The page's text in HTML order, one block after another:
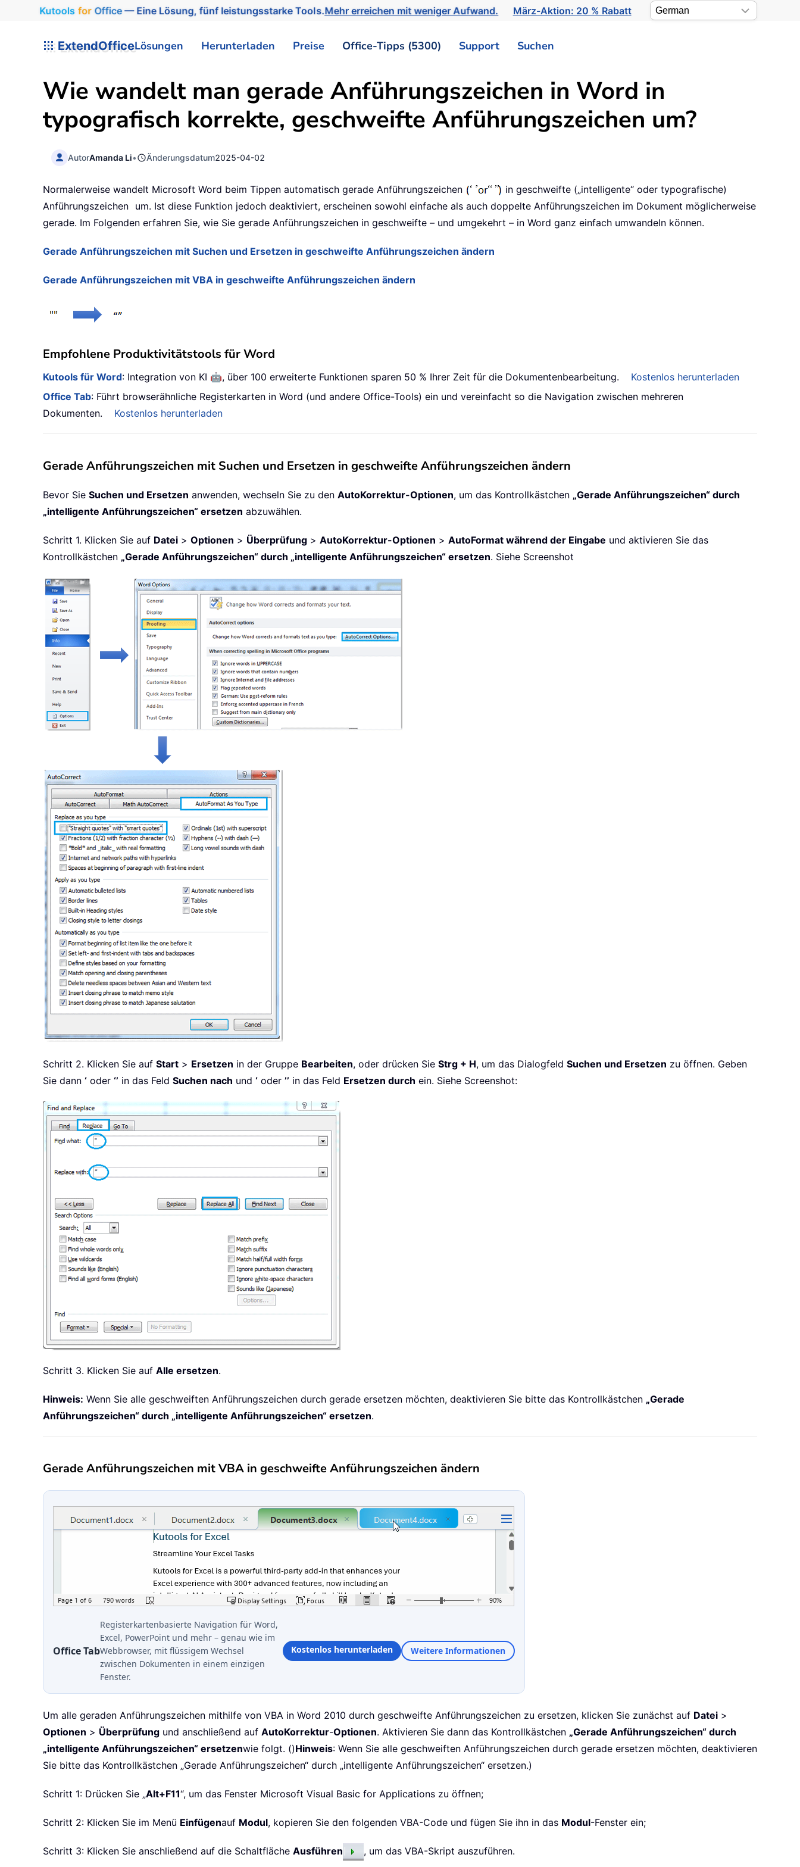
Kutools for Office— Eine Lösung, fünf leistungsstarke Tools.Mehr erreichen mit weniger Aufwand. März-Aktion: 20 % Rabatt
ExtendOfficeLösungen Herunterladen Preise Office-Tipps (5300) Support Suchen
Wie wandelt man gerade Anführungszeichen in Word in
typografisch korrekte, geschweifte Anführungszeichen um?
AutorAmanda Li• Änderungsdatum2025-04-02
Normalerweise wandelt Microsoft Word beim Tippen automatisch gerade Anführungszeichen
in geschweifte („intelligente“ oder typografische)
Anführungszeichen um. Ist diese Funktion jedoch deaktiviert, erscheinen sowohl einfache als auch doppelte Anführungszeichen im Dokument möglicherweise
gerade. Im Folgenden erfahren Sie, wie Sie gerade Anführungszeichen in geschweifte – und umgekehrt – in Word ganz einfach umwandeln können.
Gerade Anführungszeichen mit Suchen und Ersetzen in geschweifte Anführungszeichen ändern
Gerade Anführungszeichen mit VBA in geschweifte Anführungszeichen ändern
Empfohlene Produktivitätstools für Word
Kutools für Word: Integration von KI 🤖, über 100 erweiterte Funktionen sparen 50 % Ihrer Zeit für die Dokumentenbearbeitung.
Kostenlos herunterladen
Office Tab: Führt browserähnliche Registerkarten in Word (und andere Office-Tools) ein und vereinfacht so die Navigation zwischen mehreren
Dokumenten.
Kostenlos herunterladen
Gerade Anführungszeichen mit Suchen und Ersetzen in geschweifte Anführungszeichen ändern
Bevor Sie Suchen und Ersetzen anwenden, wechseln Sie zu den AutoKorrektur-Optionen, um das Kontrollkästchen „Gerade Anführungszeichen“ durch
„intelligente Anführungszeichen“ ersetzen abzuwählen.
Schritt 1. Klicken Sie auf Datei > Optionen > Überprüfung > AutoKorrektur-Optionen > AutoFormat während der Eingabe und aktivieren Sie das
Kontrollkästchen „Gerade Anführungszeichen“ durch „intelligente Anführungszeichen“ ersetzen. Siehe Screenshot
Schritt 2. Klicken Sie auf Start > Ersetzen in der Gruppe Bearbeiten, oder drücken Sie Strg + H, um das Dialogfeld Suchen und Ersetzen zu öffnen. Geben
Sie dann ‘ oder ‘’ in das Feld Suchen nach und ‘ oder ’’ in das Feld Ersetzen durch ein. Siehe Screenshot:
Schritt 3. Klicken Sie auf Alle ersetzen.
Hinweis: Wenn Sie alle geschweiften Anführungszeichen durch gerade ersetzen möchten, deaktivieren Sie bitte das Kontrollkästchen „Gerade
Anführungszeichen“ durch „intelligente Anführungszeichen“ ersetzen.
Gerade Anführungszeichen mit VBA in geschweifte Anführungszeichen ändern
Office Tab
Registerkartenbasierte Navigation für Word,
Excel, PowerPoint und mehr – genau wie im
Webbrowser, mit flüssigem Wechsel
zwischen Dokumenten in einem einzigen
Fenster.
Kostenlos herunterladen Weitere Informationen
Um alle geraden Anführungszeichen mithilfe von VBA in Word 2010 durch geschweifte Anführungszeichen zu ersetzen, klicken Sie zunächst auf Datei >
Optionen > Überprüfung und anschließend auf AutoKorrektur-Optionen. Aktivieren Sie dann das Kontrollkästchen „Gerade Anführungszeichen“ durch
„intelligente Anführungszeichen“ ersetzenwie folgt. ()Hinweis: Wenn Sie alle geschweiften Anführungszeichen durch gerade ersetzen möchten, deaktivieren
Sie bitte das Kontrollkästchen „Gerade Anführungszeichen“ durch „intelligente Anführungszeichen“ ersetzen.)
Schritt 1: Drücken Sie „Alt+F11“, um das Fenster Microsoft Visual Basic for Applications zu öffnen;
Schritt 2: Klicken Sie im Menü Einfügenauf Modul, kopieren Sie den folgenden VBA-Code und fügen Sie ihn in das Modul-Fenster ein;
Schritt 3: Klicken Sie anschließend auf die Schaltfläche Ausführen , um das VBA-Skript auszuführen.